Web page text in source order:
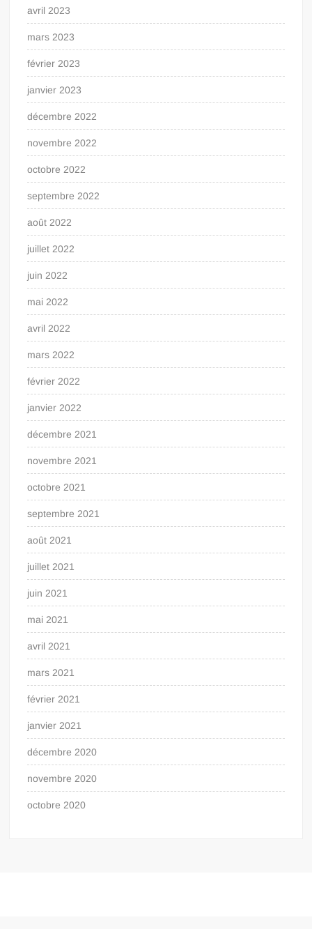
avril 2023
mars 2023
février 2023
janvier 2023
décembre 2022
novembre 2022
octobre 2022
septembre 2022
août 2022
juillet 2022
juin 2022
mai 2022
avril 2022
mars 2022
février 2022
janvier 2022
décembre 2021
novembre 2021
octobre 2021
septembre 2021
août 2021
juillet 2021
juin 2021
mai 2021
avril 2021
mars 2021
février 2021
janvier 2021
décembre 2020
novembre 2020
octobre 2020